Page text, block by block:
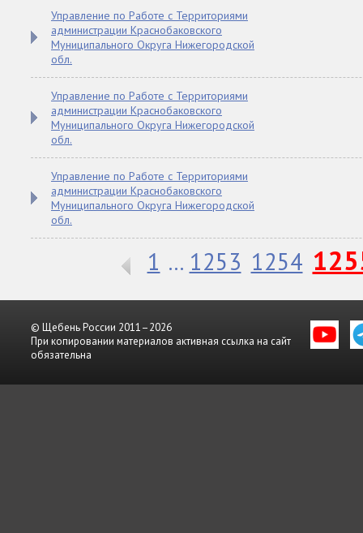
Управление по Работе с Территориями
администрации Краснобаковского
Муниципального Округа Нижегородской
обл.
Управление по Работе с Территориями
администрации Краснобаковского
Муниципального Округа Нижегородской
обл.
Управление по Работе с Территориями
администрации Краснобаковского
Муниципального Округа Нижегородской
обл.
1 ... 1253 1254
© Щебень России 2011–2026
При копировании материалов активная ссылка на сайт
обязательна